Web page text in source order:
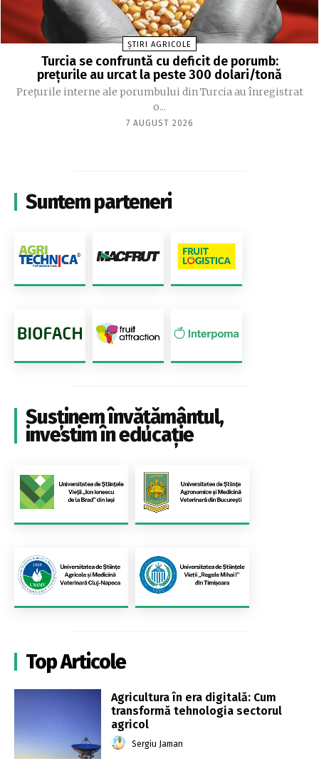
ȘTIRI AGRICOLE
Turcia se confruntă cu deficit de porumb:
prețurile au urcat la peste 300 dolari/tonă
Prețurile interne ale porumbului din Turcia au înregistrat
o...
7 AUGUST 2026
Suntem parteneri
Susținem învățământul,
investim în educație
Top Articole
Agricultura în era digitală: Cum
transformă tehnologia sectorul
agricol
Sergiu Jaman